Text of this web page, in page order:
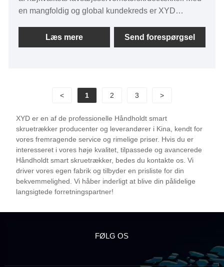
en mangfoldig og global kundekreds er XYD
topkvalitet, der opfylder kundernes unikke krav. XYD
er forpligtet til at bruge banebrydende teknologi og
Læs mere Send forespørgsel
< 1 2 3 >
XYD er en af ​​de professionelle Håndholdt smart
skruetrækker producenter og leverandører i Kina, kendt for
vores fremragende service og rimelige priser. Hvis du er
interesseret i vores høje kvalitet, tilpassede og avancerede
Håndholdt smart skruetrækker, bedes du kontakte os. Vi
driver vores egen fabrik og tilbyder en prisliste for din
bekvemmelighed. Vi håber inderligt at blive din pålidelige
langsigtede forretningspartner!
FØLG OS